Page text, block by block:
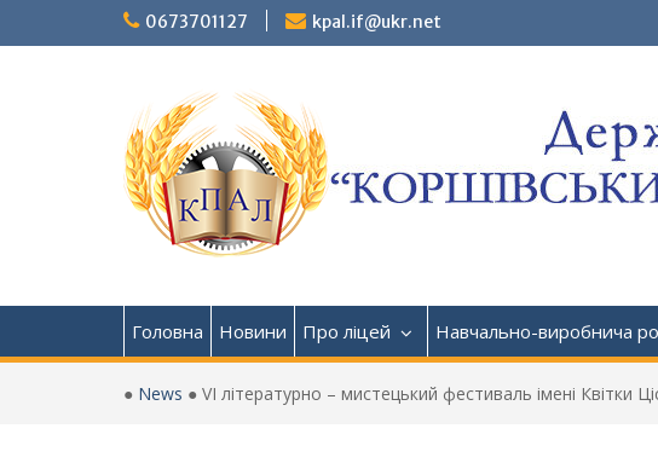
0673701127
kpal.if@ukr.net
Головна Новини Про ліцей Навчально-виробнича
● News ● VI літературно – мистецький фестиваль імені Квітки